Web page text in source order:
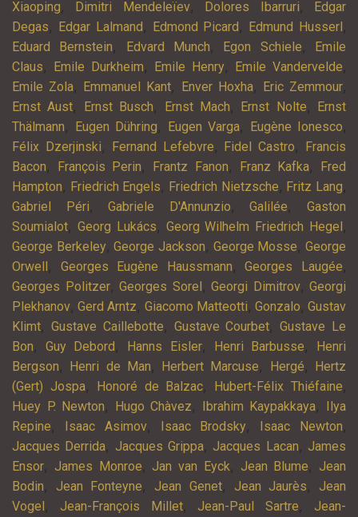
Xiaoping, Dimitri Mendeleïev, Dolores Ibarruri,
Edgar
Degas, Edgar Lalmand , Edmond Picard , Edmund Husserl ,
Eduard Bernstein, Edvard Munch, Egon Schiele,
Emile
Claus, Emile Durkheim, Emile Henry, Emile Vandervelde,
Emile Zola, Emmanuel Kant, Enver Hoxha, Eric Zemmour,
Ernst Aust, Ernst Busch, Ernst Mach, Ernst Nolte,
Ernst
Thälmann, Eugen Dühring, Eugen Varga, Eugène Ionesco,
Félix Dzerjinski, Fernand Lefebvre, Fidel Castro,
Francis
Bacon, François Perin, Frantz Fanon, Franz Kafka,
Fred
Hampton, Friedrich Engels, Friedrich Nietzsche, Fritz Lang,
Gabriel Péri,Gabriele D'Annunzio,Galilée,Gaston
Soumialot, Georg Lukács, Georg Wilhelm Friedrich Hegel ,
George Berkeley,George Jackson, George Mosse,George
Orwell , Georges Eugène Haussmann,Georges Laugée,
Georges Politzer, Georges Sorel , Georgi Dimitrov, Georgi
Plekhanov,Gerd Arntz, Giacomo Matteotti, Gonzalo,Gustav
Klimt, Gustave Caillebotte, Gustave Courbet,Gustave Le
Bon, Guy Debord , Hanns Eisler, Henri Barbusse,
Henri
Bergson, Henri de Man, Herbert Marcuse, Hergé,
Hertz
(Gert) Jospa, Honoré de Balzac, Hubert-Félix Thiéfaine,
Huey P. Newton, Hugo Chàvez, Ibrahim Kaypakkaya,
Ilya
Repine, Isaac Asimov, Isaac Brodsky, Isaac Newton,
Jacques Derrida, Jacques Grippa, Jacques Lacan, James
Ensor, James Monroe, Jan van Eyck, Jean Blume, Jean
Bodin, Jean Fonteyne, Jean Genet, Jean Jaurès, Jean
Vogel , Jean-François Millet, Jean-Paul Sartre, Jean-